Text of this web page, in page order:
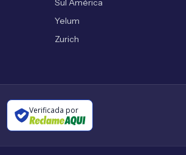
Sul América
Yelum
Zurich
Verificada por